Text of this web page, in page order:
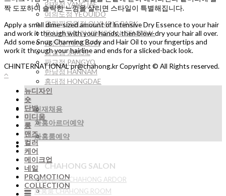
양재점 YANGJAE
여의도점 YEOUIDO
올림픽공원점 OLYMPIC PARK
용산센트럴점 YONGSAN-CENTRAL
용산점 YONGSAN
잠실점 JAMSIL
판교점 PANGYO
한남점 HANNAM
홍대점 HONGDAE
뉴디자인
숏
단발
미디움
롱
맨즈
컬러
케어
메이크업
네일
PROMOTION
COLLECTION
짝 도포하여 슬릭한 느낌을 살리면 스타일이 특별해집니다.
Apply a small dime-sized amount of Intensive Dry Essence to your hair
and work it through with your hands, then blow-dry your hair all over.
Add some Snug Charming Body and Hair Oil to your fingertips and
work it through your hairline and ends for a slicked-back look.
CHINTERNATIONAL pr@chahong.kr Copyright © All Rights reserved.
인재채용
차홍아르더예약
차홍룸예약
CHAHONG SALON
차홍아르더 CHAHONG ARDOR
차홍룸 CHAHONG ROOM